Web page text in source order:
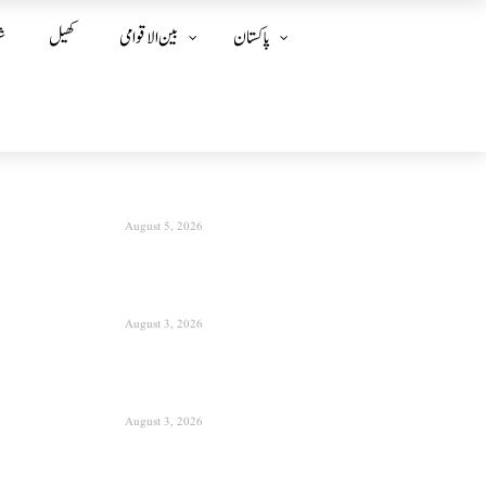
کھیل بین الا قوامی پاکستان
August 5, 2026
August 3, 2026
August 3, 2026